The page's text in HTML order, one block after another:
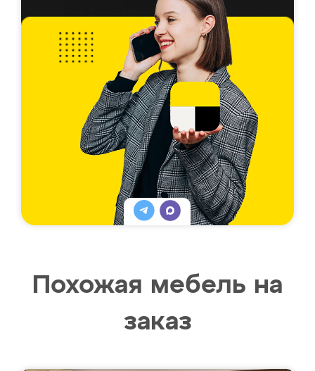
Похожая мебель на
заказ